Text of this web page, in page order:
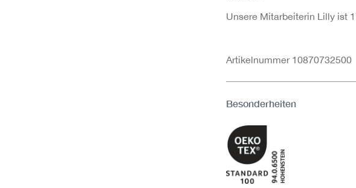
Unsere Mitarbeiterin Lilly ist
Artikelnummer 10870732500
Besonderheiten